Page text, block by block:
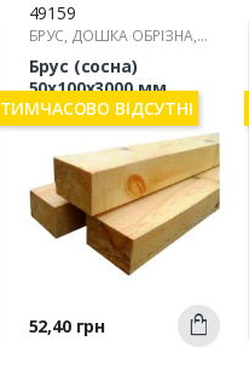
49159
БРУС, ДОШКА ОБРІЗНА,
РЕЙКА
Брус (сосна)
50х100х3000 мм
Швидкий
перегляд
Ціна
52,40 грн Купити
ТИМЧАСОВО ВІДСУТНІ